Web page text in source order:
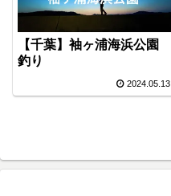
【千葉】袖ヶ浦海浜公園
釣り
2024.05.13